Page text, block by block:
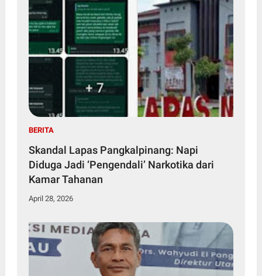
BERITA
Skandal Lapas Pangkalpinang: Napi
Diduga Jadi ‘Pengendali’ Narkotika dari
Kamar Tahanan
April 28, 2026